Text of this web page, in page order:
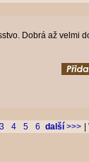
Dobrá až velmi
3 4 5 6 další >>>